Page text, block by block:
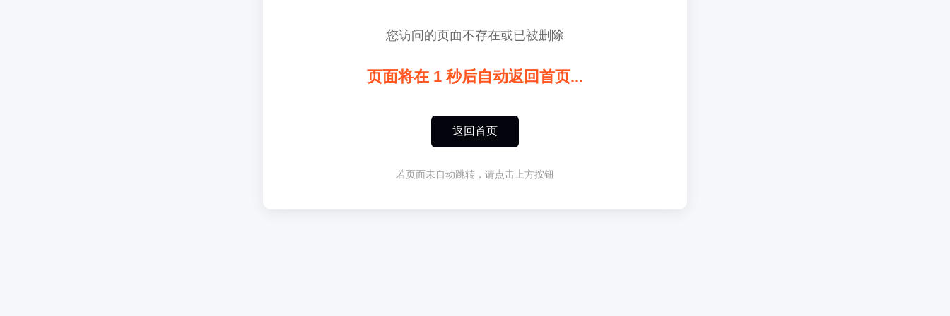
您访问的页面不存在或已被删除
页面将在 1 秒后自动返回首页...
返回首页
若页面未自动跳转，请点击上方按钮